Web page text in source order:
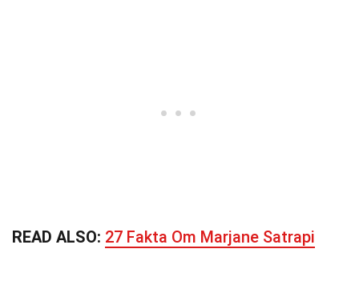
READ ALSO: 27 Fakta Om Marjane Satrapi